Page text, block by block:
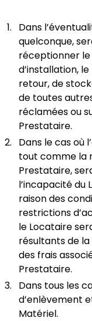
Dans
quelconque,
réceptionner le
d’installation,
retour, de
de toutes
réclamées ou
Prestataire.
Dans le cas où
tout comme la
Prestataire,
l’incapacité du
raison des
restrictions
le Locataire
résultants de
des frais
Prestataire.
Dans tous les
d’enlèvement
Matériel.